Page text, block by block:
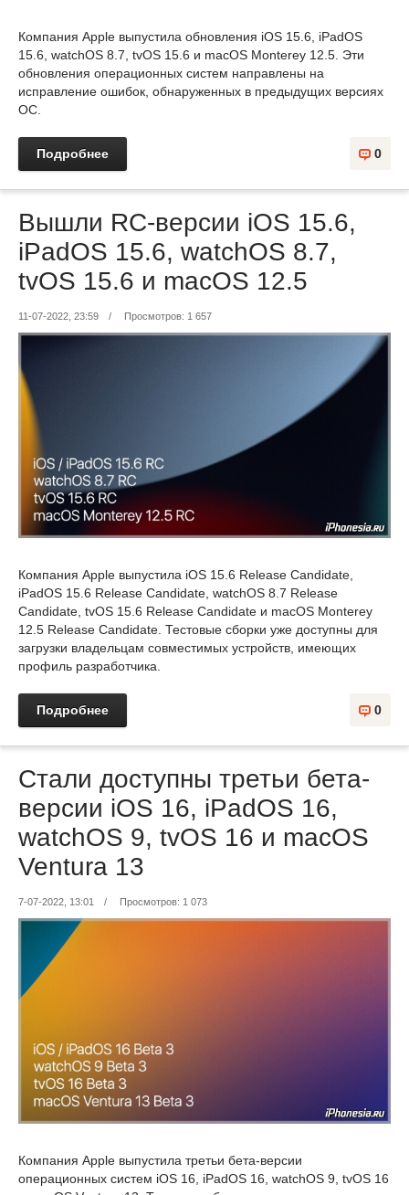
Компания Apple выпустила обновления iOS 15.6, iPadOS
15.6, watchOS 8.7, tvOS 15.6 и macOS Monterey 12.5. Эти
обновления операционных систем направлены на
исправление ошибок, обнаруженных в предыдущих версиях
ОС.
Подробнее 0
Вышли RC-версии iOS 15.6,
iPadOS 15.6, watchOS 8.7,
tvOS 15.6 и macOS 12.5
11-07-2022, 23:59 / Просмотров: 1 657
Компания Apple выпустила iOS 15.6 Release Candidate,
iPadOS 15.6 Release Candidate, watchOS 8.7 Release
Candidate, tvOS 15.6 Release Candidate и macOS Monterey
12.5 Release Candidate. Тестовые сборки уже доступны для
загрузки владельцам совместимых устройств, имеющих
профиль разработчика.
Подробнее 0
Стали доступны третьи бета-
версии iOS 16, iPadOS 16,
watchOS 9, tvOS 16 и macOS
Ventura 13
7-07-2022, 13:01 / Просмотров: 1 073
Компания Apple выпустила третьи бета-версии
операционных систем iOS 16, iPadOS 16, watchOS 9, tvOS 16